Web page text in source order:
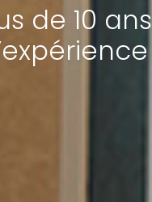
de 10 ans